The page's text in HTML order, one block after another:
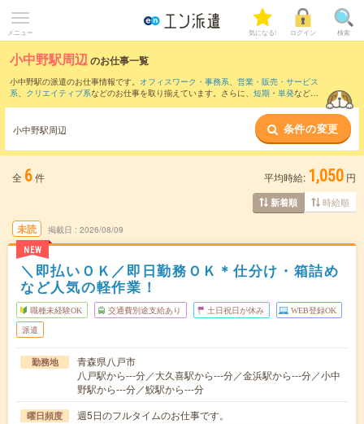
メニュー 気になる! ログイン 検索
小中野駅周辺のお仕事一覧
小中野駅の派遣のお仕事情報です。 オフィスワーク・事務系、 営業・販売・サービス
系、 クリエイティブ系などのお仕事を取り揃えています。さらに、 短期 ・ 単発などの
また、陸奥市川駅
など近隣駅のお仕事もご確認
いただけます。
小中野駅周辺 条件の変更
全 6件 平均時給: 1,050 円
新着順 時給順
未読
NEW
掲載日 2026/08/09
＼即払いＯＫ／即日勤務ＯＫ＊仕分け・箱詰め
など人気の軽作業！
職種未経験OK 交通費別途支給あり 土日祝日が休み WEB登録OK
派遣
勤務地
青森県八戸市
八戸駅から---分／大久喜駅から---分／金浜駅から---分／小中
野駅から---分／鮫駅から---分
曜日頻度 週5日のフルタイムのお仕事です。